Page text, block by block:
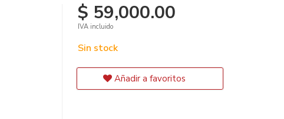
$ 59,000.00
IVA incluido
Sin stock
Añadir a favoritos